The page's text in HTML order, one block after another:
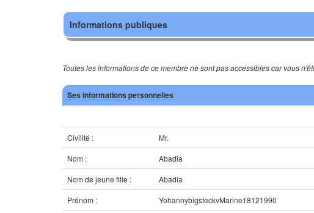
Informations publiques
Toutes les informations de ce membre ne sont pas accessibles car vous
Ses informations personnelles
Civilité :
Mr.
Nom :
Abadia
Nom de jeune fille :
Abadia
Prénom :
YohannybigsteckvMarine18121990